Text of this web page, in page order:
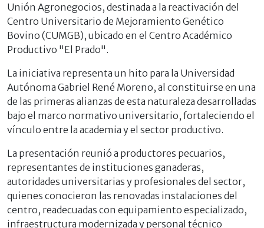
Unión Agronegocios, destinada a la reactivación del
Centro Universitario de Mejoramiento Genético
Bovino (CUMGB), ubicado en el Centro Académico
Productivo "El Prado".
La iniciativa representa un hito para la Universidad
Autónoma Gabriel René Moreno, al constituirse en una
de las primeras alianzas de esta naturaleza desarrolladas
bajo el marco normativo universitario, fortaleciendo el
vínculo entre la academia y el sector productivo.
La presentación reunió a productores pecuarios,
representantes de instituciones ganaderas,
autoridades universitarias y profesionales del sector,
quienes conocieron las renovadas instalaciones del
centro, readecuadas con equipamiento especializado,
infraestructura modernizada y personal técnico